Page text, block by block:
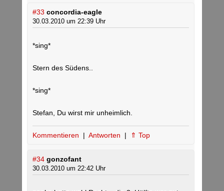
#33 concordia-eagle
30.03.2010 um 22:39 Uhr
*sing*
Stern des Südens..
*sing*
Stefan, Du wirst mir unheimlich.
Kommentieren | Antworten | ⇑ Top
#34 gonzofant
30.03.2010 um 22:42 Uhr